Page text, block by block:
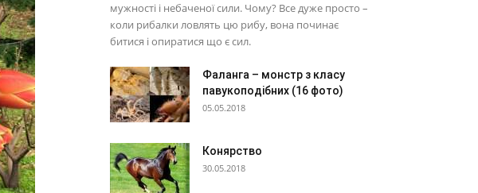
мужності і небаченої сили. Чому? Все дуже просто –
коли рибалки ловлять цю рибу, вона починає
битися і опиратися що є сил.
Фаланга – монстр з класу
павукоподібних (16 фото)
05.05.2018
Конярство
30.05.2018